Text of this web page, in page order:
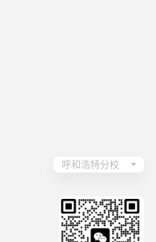
呼和浩特分校